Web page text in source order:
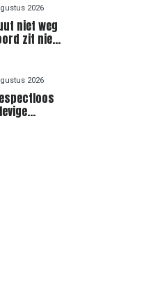
2026
niet weg
zit niet
2026
tot